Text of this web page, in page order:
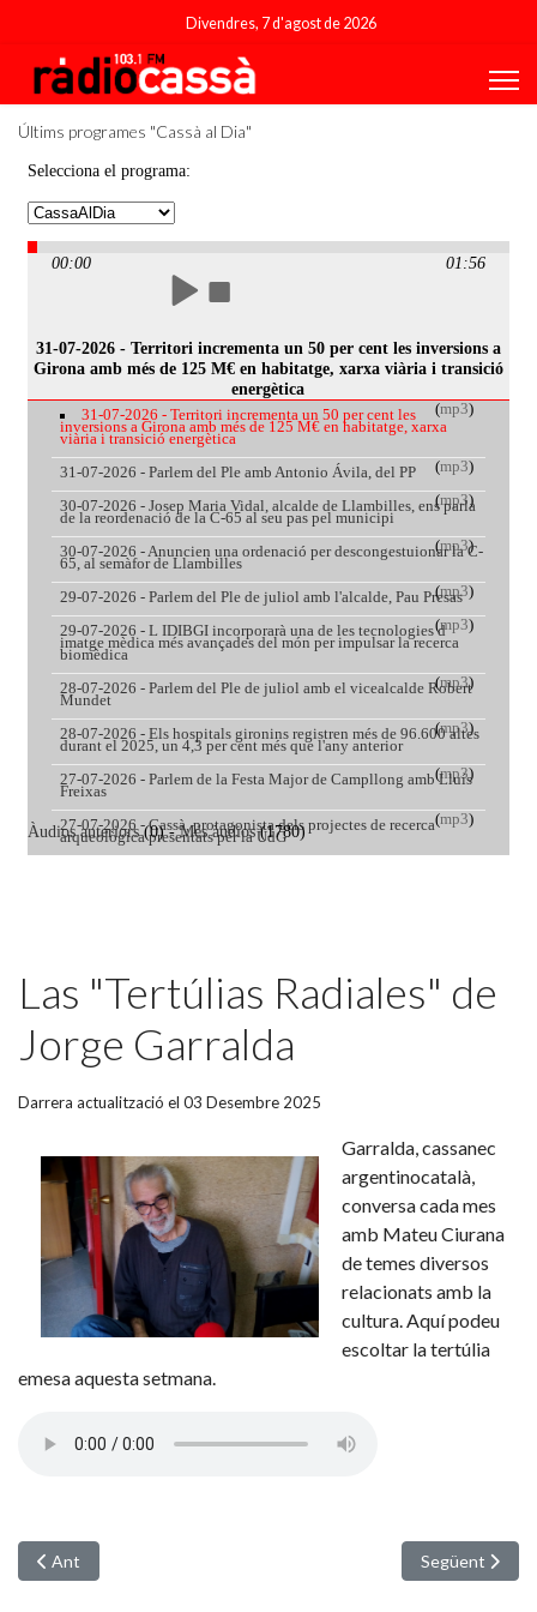
Divendres, 7 d'agost de 2026
Últims programes "Cassà al Dia"
Las "Tertúlias Radiales" de
Jorge Garralda
Darrera actualització el 03 Desembre 2025
Garralda, cassanec
argentinocatalà,
conversa cada mes
amb Mateu Ciurana
de temes diversos
relacionats amb la
cultura. Aquí podeu
escoltar la tertúlia
emesa aquesta setmana.
Article anterior: Els Petits Marxants de Paraules a la ràdio
Ant Article
Següent